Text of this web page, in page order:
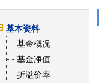
基本资料
基金概况
基金净值
折溢价率